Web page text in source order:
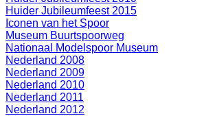
Huider Jubileumfeest 2015
Iconen van het Spoor
Museum Buurtspoorweg
Nationaal Modelspoor Museum
Nederland 2008
Nederland 2009
Nederland 2010
Nederland 2011
Nederland 2012